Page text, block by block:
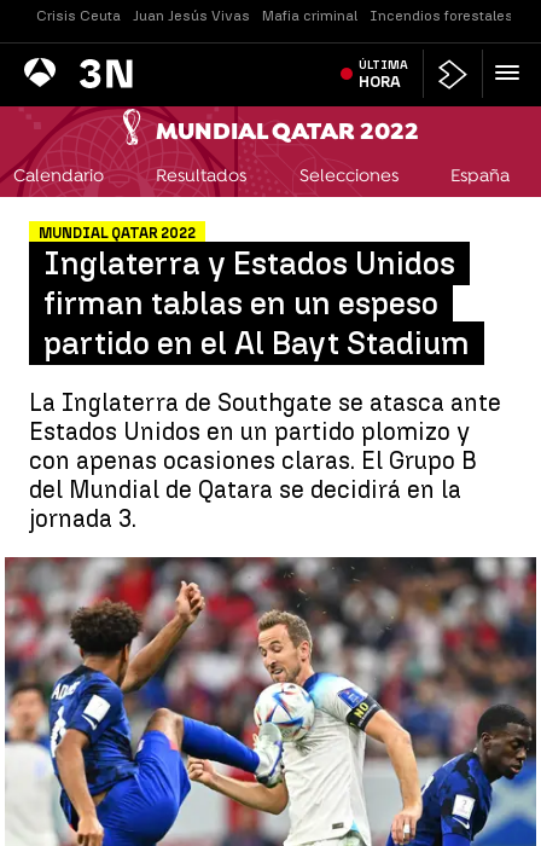
Crisis Ceuta Juan Jesús Vivas Mafia criminal Incendios forestales
Antena
3 Noticias ÚLTIMA
HORA
MUNDIAL QATAR 2022
Calendario Resultados Selecciones España
MUNDIAL QATAR 2022
Inglaterra y Estados Unidos
firman tablas en un espeso
partido en el Al Bayt Stadium
La Inglaterra de Southgate se atasca ante
Estados Unidos en un partido plomizo y
con apenas ocasiones claras. El Grupo B
del Mundial de Qatara se decidirá en la
jornada 3.